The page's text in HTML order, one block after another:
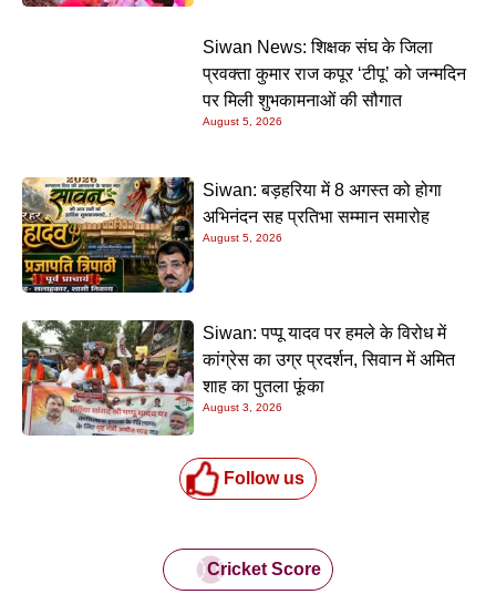
Siwan News: शिक्षक संघ के जिला
प्रवक्ता कुमार राज कपूर ‘टीपू’ को जन्मदिन
पर मिली शुभकामनाओं की सौगात
August 5, 2026
Siwan: बड़हरिया में 8 अगस्त को होगा
अभिनंदन सह प्रतिभा सम्मान समारोह
August 5, 2026
Siwan: पप्पू यादव पर हमले के विरोध में
कांग्रेस का उग्र प्रदर्शन, सिवान में अमित
शाह का पुतला फूंका
August 3, 2026
Follow us
Cricket Score